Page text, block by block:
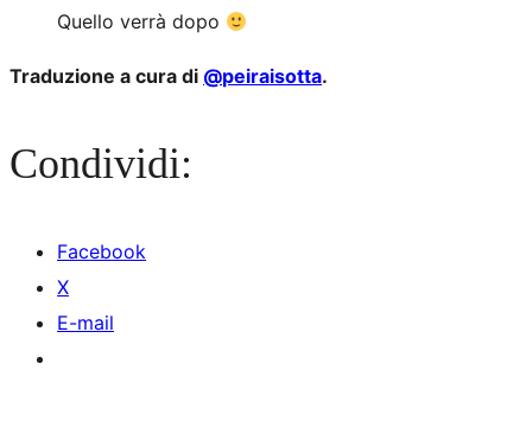
Quello verrà dopo
Traduzione a cura di @peiraisotta.
Condividi:
Facebook
X
E-mail